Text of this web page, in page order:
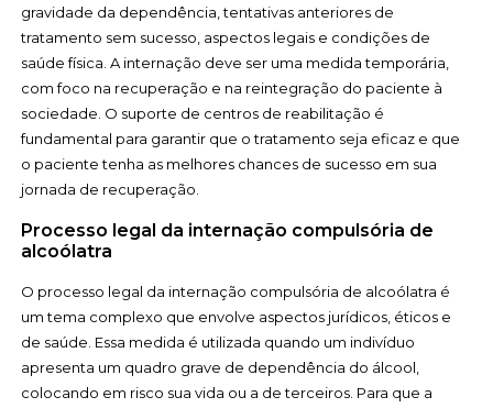
gravidade da dependência, tentativas anteriores de
tratamento sem sucesso, aspectos legais e condições de
saúde física. A internação deve ser uma medida temporária,
com foco na recuperação e na reintegração do paciente à
sociedade. O suporte de centros de reabilitação é
fundamental para garantir que o tratamento seja eficaz e que
o paciente tenha as melhores chances de sucesso em sua
jornada de recuperação.
Processo legal da internação compulsória de
alcoólatra
O processo legal da internação compulsória de alcoólatra é
um tema complexo que envolve aspectos jurídicos, éticos e
de saúde. Essa medida é utilizada quando um indivíduo
apresenta um quadro grave de dependência do álcool,
colocando em risco sua vida ou a de terceiros. Para que a